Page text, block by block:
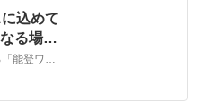
込めて
る場
、自分
自然豊かな能登半島・穴水町にある「能登ワイン」。ブドウ栽培から醸造、販売までを一貫して行い、能登の風土をワイン